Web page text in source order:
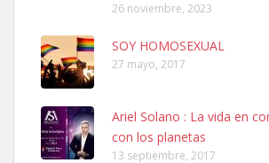
Ninfa perdida
El día 5 se los perdió una ninfa papillera,
26 noviembre, 2023
SOY HOMOSEXUAL
27 mayo, 2017
Ariel Solano : La vida en
con los planetas
13 septiembre, 2017